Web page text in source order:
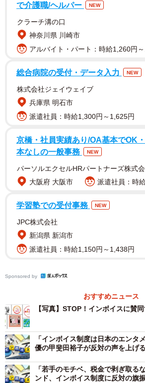
インボイス制度に反対する声が強まっている（
「STOP！インボイス」は署名活動と
共有する有志団体などと連携しながら
に陳情を重ねてきた。この日、都内で
起人の小泉なつみさん（ライター）は
は認識しており、与党議員の中にさえ
決しない『緩和措置』などではなく、
固として求めたい」と力を込めた。
で介護職/ヘルパー
NEW
クラーチ溝の口
神奈川県 川崎市
アルバイト・パート：時給1,260円
総合病院の受付・データ入力 NEW
株式会社ジェイウェイブ
兵庫県 明石市
派遣社員：時給1,300円～1,625円
京橋・社員実績あり/OA基本でOK
本なしの一般事務
NEW
パーソルエクセルHRパートナーズ株式
大阪府 大阪市
派遣社員：時
学習塾での受付事務 NEW
JPC株式会社
新潟県 新潟市
派遣社員：時給1,150円～1,438円
Sponsored by
おすすめニュース
【写真】STOP！インボイスに賛
「インボイス制度は日本のエン
優の甲斐田裕子が反対の声を上げ
「若手のモチベ、税金で剥ぎ取
ンド、インボイス制度に反対の旗